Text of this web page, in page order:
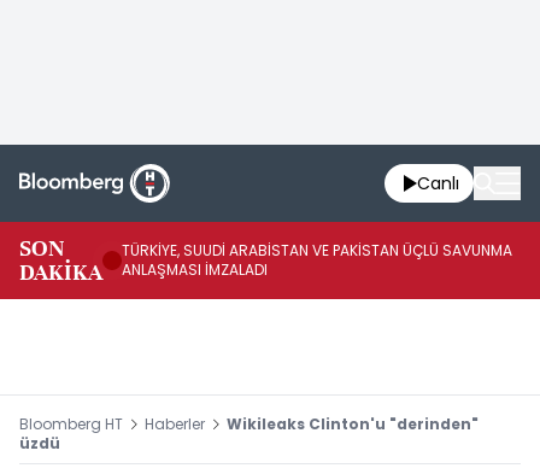
Canlı
SON
DAKİKA
TÜRKİYE, SUUDİ ARABİSTAN VE PAKİSTAN ÜÇLÜ SAVUNMA
ANLAŞMASI İMZALADI
Bloomberg HT Haberler
Wikileaks Clinton'u "derinden"
üzdü